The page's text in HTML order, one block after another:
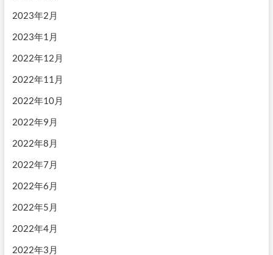
2023年2月
2023年1月
2022年12月
2022年11月
2022年10月
2022年9月
2022年8月
2022年7月
2022年6月
2022年5月
2022年4月
2022年3月